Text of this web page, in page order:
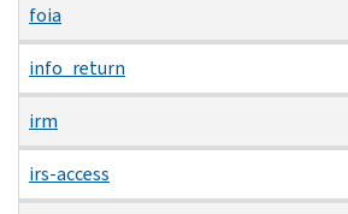
foia
info_return
irm
irs-access